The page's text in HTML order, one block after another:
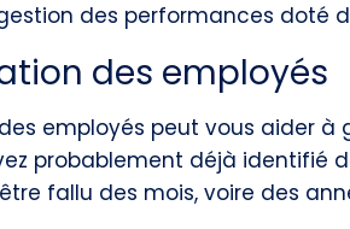
des performances doté
des employés
employés peut vous aider
probablement déjà identifié
fallu des mois, voire des